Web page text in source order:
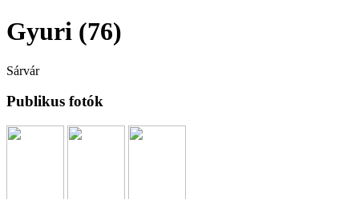
Gyuri (76)
Sárvár
Publikus fotók